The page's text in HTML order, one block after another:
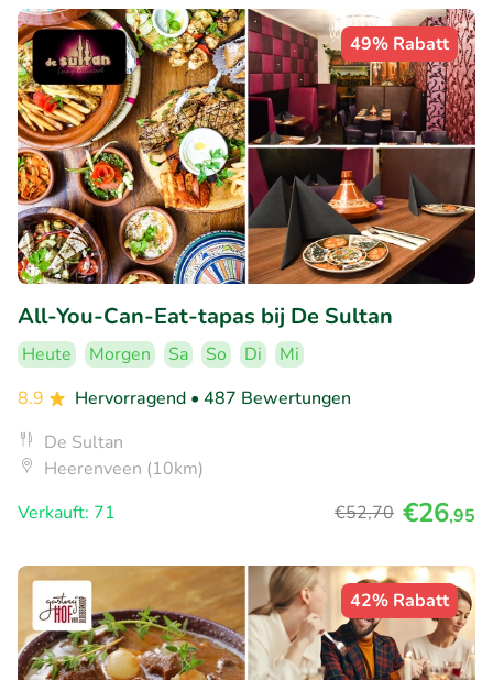
49% Rabatt
All-You-Can-Eat-tapas bij De Sultan
Heute Morgen Sa So Di
Mi
8.9
Hervorragend • 487 Bewertungen
De Sultan
Heerenveen (10km)
Verkauft: 71
€52,70 €26,95
42% Rabatt